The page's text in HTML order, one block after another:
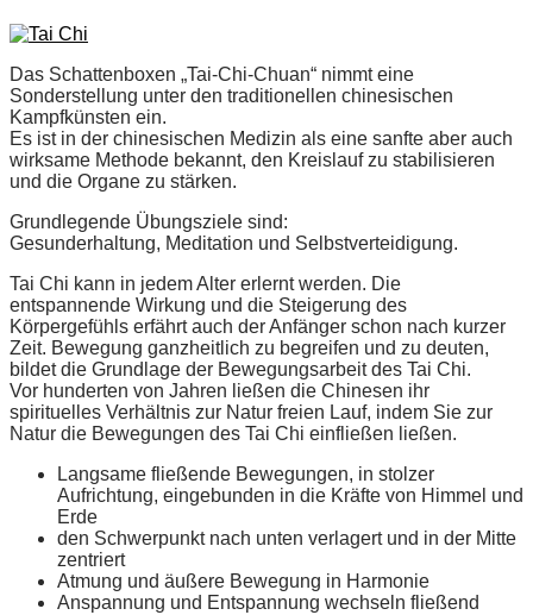
Das Schattenboxen „Tai-Chi-Chuan“ nimmt eine
Sonderstellung unter den traditionellen chinesischen
Kampfkünsten ein.
Es ist in der chinesischen Medizin als eine sanfte aber auch
wirksame Methode bekannt, den Kreislauf zu stabilisieren
und die Organe zu stärken.
Grundlegende Übungsziele sind:
Gesunderhaltung, Meditation und Selbstverteidigung.
Tai Chi kann in jedem Alter erlernt werden. Die
entspannende Wirkung und die Steigerung des
Körpergefühls erfährt auch der Anfänger schon nach kurzer
Zeit. Bewegung ganzheitlich zu begreifen und zu deuten,
bildet die Grundlage der Bewegungsarbeit des Tai Chi.
Vor hunderten von Jahren ließen die Chinesen ihr
spirituelles Verhältnis zur Natur freien Lauf, indem Sie zur
Natur die Bewegungen des Tai Chi einfließen ließen.
Langsame fließende Bewegungen, in stolzer
Aufrichtung, eingebunden in die Kräfte von Himmel und
Erde
den Schwerpunkt nach unten verlagert und in der Mitte
zentriert
Atmung und äußere Bewegung in Harmonie
Anspannung und Entspannung wechseln fließend